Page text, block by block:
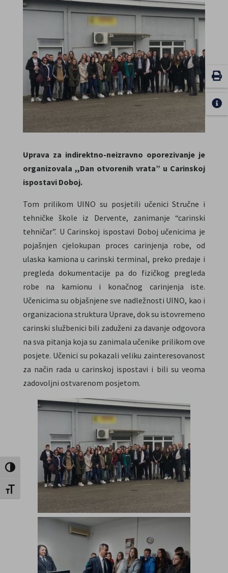
Uključi / isključi visoki kontrast
Uključi / isključi veličinu fonta
Uprava za indirektno-neizravno oporezivanje je
organizovala ,,Dan otvorenih vrata” u Carinskoj
ispostavi Doboj.
Tom prilikom UINO su posjetili učenici Stručne i
tehničke škole iz Dervente, zanimanje “carinski
tehničar”. U Carinskoj ispostavi Doboj učenicima je
pojašnjen cjelokupan proces carinjenja robe, od
ulaska kamiona u carinski terminal, preko predaje i
pregleda dokumentacije pa do fizičkog pregleda
robe na kamionu i konačnog carinjenja iste.
Učenicima su objašnjene sve nadležnosti UINO, kao i
organizaciona struktura Uprave, dok su istovremeno
carinski službenici bili zaduženi za davanje odgovora
na sva pitanja koja su zanimala učenike prilikom ove
posjete. Učenici su pokazali veliku zainteresovanost
za način rada u carinskoj ispostavi i bili su veoma
zadovoljni ostvarenom posjetom.